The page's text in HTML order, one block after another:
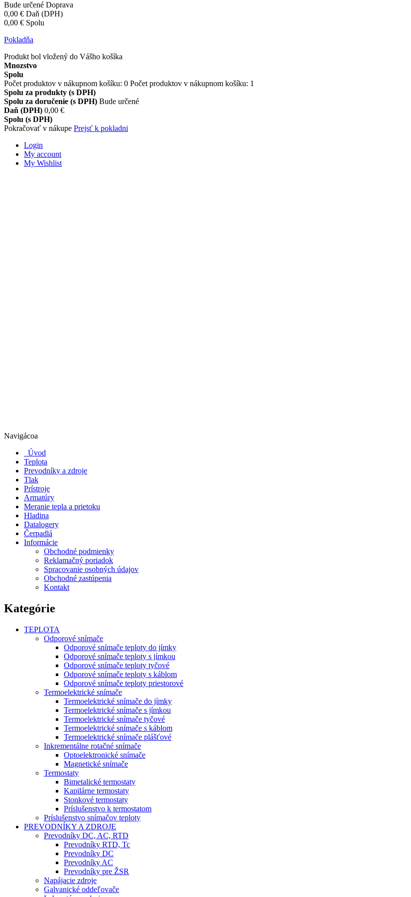
Bude určené Doprava
0,00 € Daň (DPH)
0,00 € Spolu
Pokladňa
Produkt bol vložený do Vášho košíka
Mnozstvo
Spolu
Počet produktov v nákupnom košíku: 0 Počet produktov v nákupnom košíku: 1
Spolu za produkty (s DPH)
Spolu za doručenie (s DPH) Bude určené
Daň (DPH) 0,00 €
Spolu (s DPH)
Pokračovať v nákupe Prejsť k pokladni
Login
My account
My Wishlist
Navigácoa
Úvod
Teplota
Prevodníky a zdroje
Tlak
Prístroje
Armatúry
Meranie tepla a prietoku
Hladina
Datalogery
Čerpadlá
Informácie
Obchodné podmienky
Reklamačný poriadok
Spracovanie osobných údajov
Obchodné zastúpenia
Kontakt
Kategórie
TEPLOTA
Odporové snímače
Odporové snímače teploty do jímky
Odporové snímače teploty s jímkou
Odporové snímače teploty tyčové
Odporové snímače teploty s káblom
Odporové snímače teploty priestorové
Termoelektrické snímače
Termoelektrické snímače do jímky
Termoelektrické snímače s jímkou
Termoelektrické snímače tyčové
Termoelektrické snímače s káblom
Termoelektrické snímače plášťové
Inkrementálne rotačné snímače
Optoelektronické snímače
Magnetické snímače
Termostaty
Bimetalické termostaty
Kapilárne termostaty
Stonkové termostaty
Príslušenstvo k termostatom
Príslušenstvo snímačov teploty
PREVODNÍKY A ZDROJE
Prevodníky DC, AC, RTD
Prevodníky RTD, Tc
Prevodníky DC
Prevodníky AC
Prevodníky pre ŽSR
Napájacie zdroje
Galvanické oddeľovače